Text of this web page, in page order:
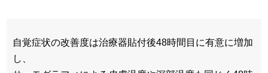
自覚症状の改善度は治療器貼付後48時間目に有意に増加
し、